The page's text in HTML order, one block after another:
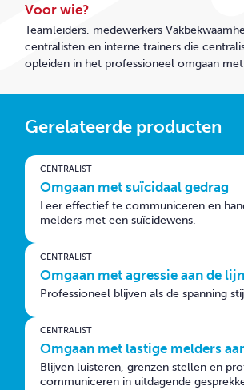
Voor wie?
Teamleiders, medewerkers
centralisten en interne trainers die
opleiden in het professioneel omgaan
Gerelateerde producten
CENTRALIST
Omgaan met suïcidaal gedrag
Leer effectief te communiceren en
melders met een suïcidewens.
CENTRALIST
Omgaan met agressie aan de lijn
Professioneel blijven als de spanning
CENTRALIST
Omgaan met lastige melders
Blijven luisteren, grenzen stellen en
communiceren in uitdagende